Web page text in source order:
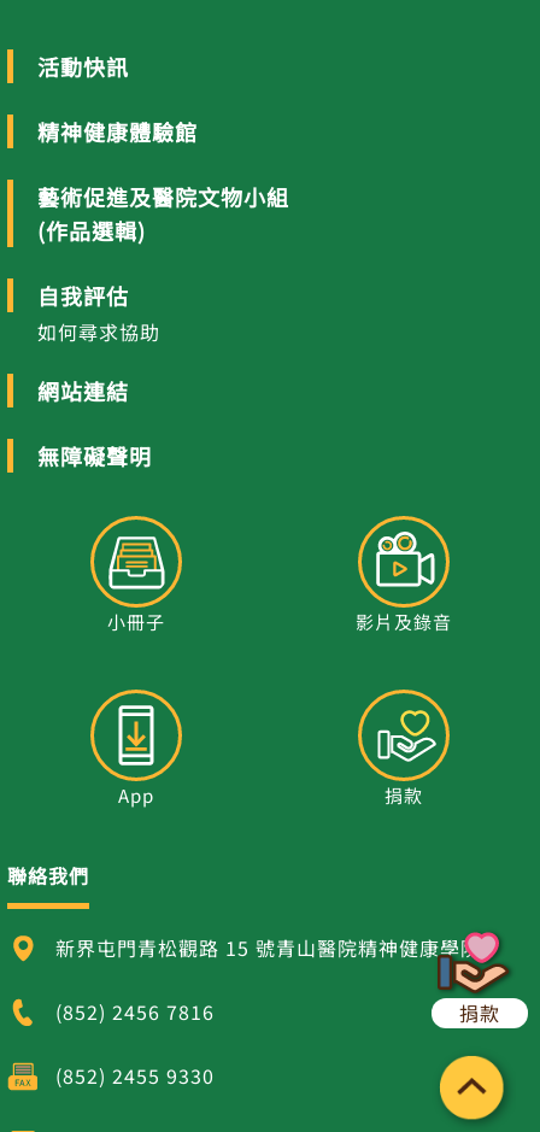
活動快訊
精神健康體驗館
藝術促進及醫院文物小組
(作品選輯)
自我評估
如何尋求協助
網站連結
無障礙聲明
小冊子 影片及錄音
App 捐款
聯絡我們
新界屯門青松觀路 15 號青山醫院精神健康學院
(852) 2456 7816
(852) 2455 9330
捐款